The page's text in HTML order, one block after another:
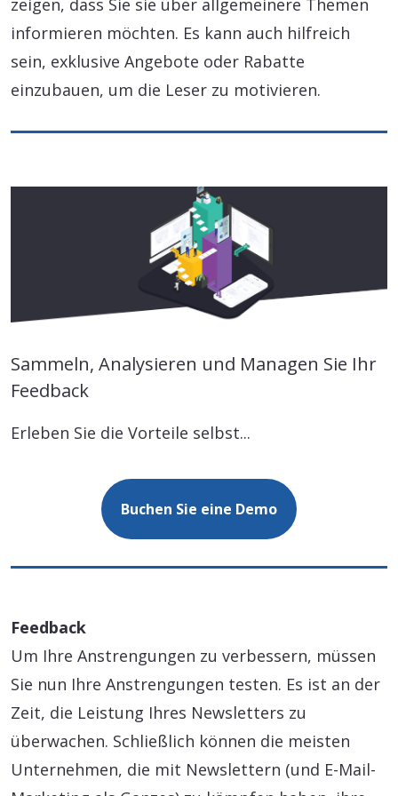
informieren möchten. Es kann auch hilfreich
sein, exklusive Angebote oder Rabatte
einzubauen, um die Leser zu motivieren.
Sammeln, Analysieren und Managen Sie Ihr
Feedback
Erleben Sie die Vorteile selbst...
Buchen Sie eine Demo
Feedback
Um Ihre Anstrengungen zu verbessern, müssen
Sie nun Ihre Anstrengungen testen. Es ist an der
Zeit, die Leistung Ihres Newsletters zu
überwachen. Schließlich können die meisten
Unternehmen, die mit Newslettern (und E-Mail-